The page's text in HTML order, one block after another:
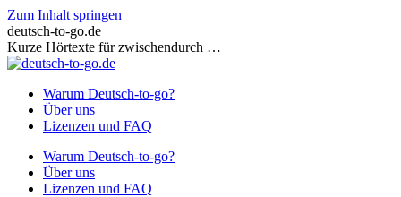
Zum Inhalt springen
deutsch-to-go.de
Kurze Hörtexte für zwischendurch …
Warum Deutsch-to-go?
Über uns
Lizenzen und FAQ
Warum Deutsch-to-go?
Über uns
Lizenzen und FAQ